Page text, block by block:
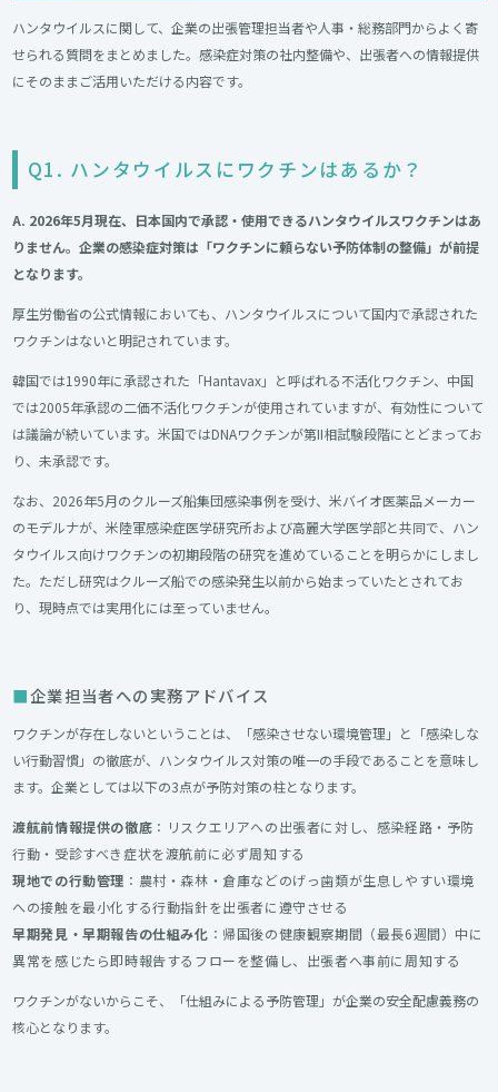
ハンタウイルスに関して、企業の出張管理担当者や人事・総務部門からよく寄
せられる質問をまとめました。感染症対策の社内整備や、出張者への情報提供
にそのままご活用いただける内容です。
Q1. ハンタウイルスにワクチンはあるか？
A. 2026年5月現在、日本国内で承認・使用できるハンタウイルスワクチンはあ
りません。企業の感染症対策は「ワクチンに頼らない予防体制の整備」が前提
となります。
厚生労働省の公式情報においても、ハンタウイルスについて国内で承認された
ワクチンはないと明記されています。
韓国では1990年に承認された「Hantavax」と呼ばれる不活化ワクチン、中国
では2005年承認の二価不活化ワクチンが使用されていますが、有効性について
は議論が続いています。米国ではDNAワクチンが第II相試験段階にとどまってお
り、未承認です。
なお、2026年5月のクルーズ船集団感染事例を受け、米バイオ医薬品メーカー
のモデルナが、米陸軍感染症医学研究所および高麗大学医学部と共同で、ハン
タウイルス向けワクチンの初期段階の研究を進めていることを明らかにしまし
た。ただし研究はクルーズ船での感染発生以前から始まっていたとされてお
り、現時点では実用化には至っていません。
企業担当者への実務アドバイス
ワクチンが存在しないということは、「感染させない環境管理」と「感染しな
い行動習慣」の徹底が、ハンタウイルス対策の唯一の手段であることを意味し
ます。企業としては以下の3点が予防対策の柱となります。
渡航前情報提供の徹底 ：リスクエリアへの出張者に対し、感染経路・予防
行動・受診すべき症状を渡航前に必ず周知する
現地での行動管理 ：農村・森林・倉庫などのげっ歯類が生息しやすい環境
への接触を最小化する行動指針を出張者に遵守させる
早期発見・早期報告の仕組み化 ：帰国後の健康観察期間（最長6週間）中に
異常を感じたら即時報告するフローを整備し、出張者へ事前に周知する
ワクチンがないからこそ、「仕組みによる予防管理」が企業の安全配慮義務の
核心となります。